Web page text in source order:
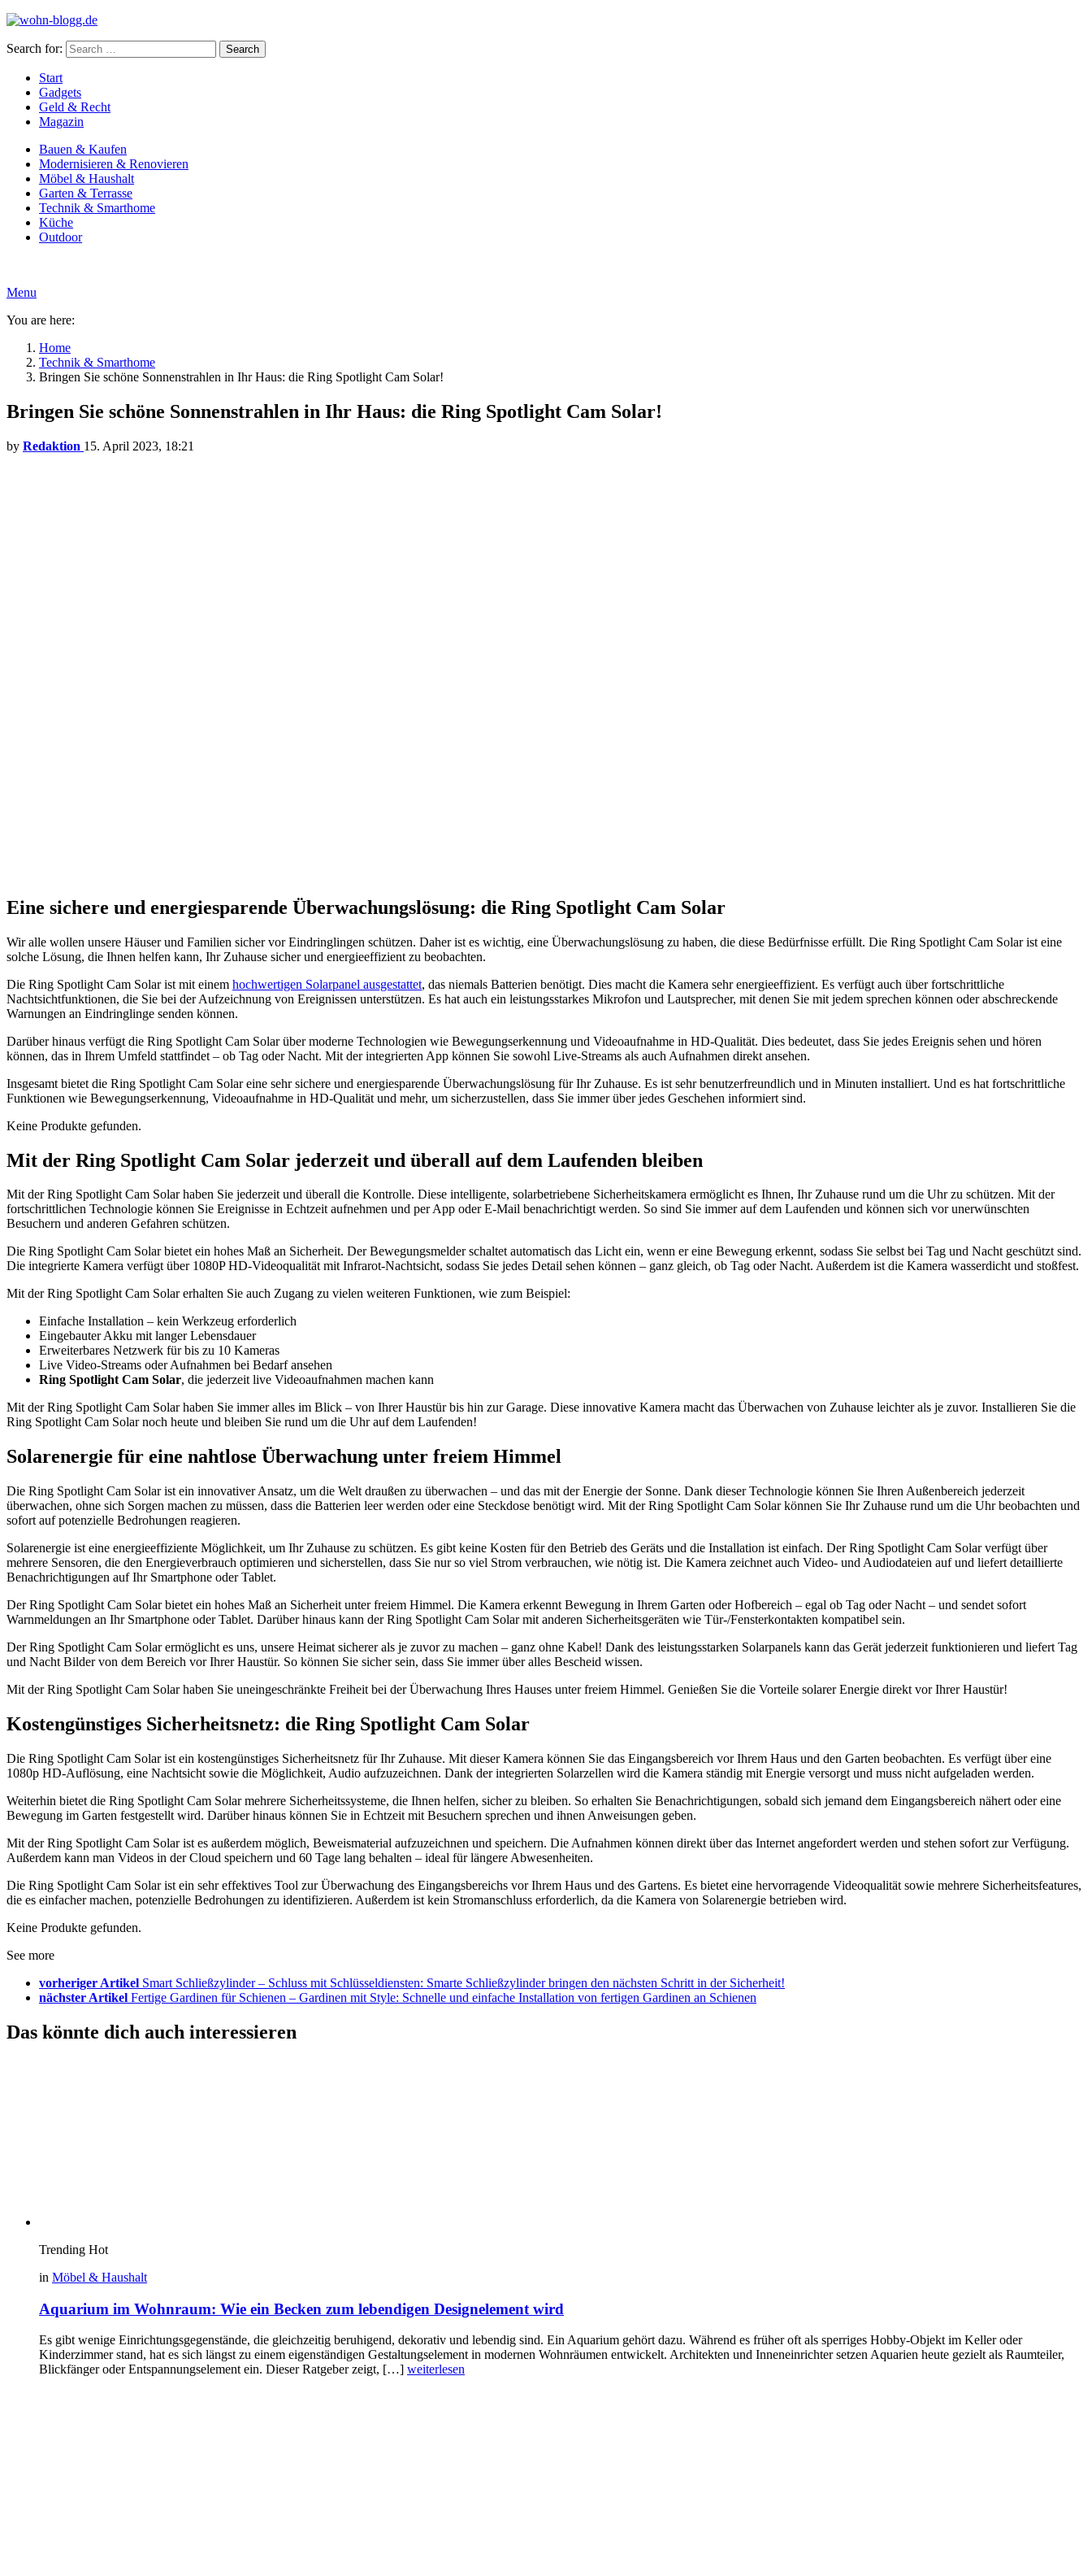
Search for: Search
Start
Gadgets
Geld & Recht
Magazin
Bauen & Kaufen
Modernisieren & Renovieren
Möbel & Haushalt
Garten & Terrasse
Technik & Smarthome
Küche
Outdoor
Menu
You are here:
Home
Technik & Smarthome
Bringen Sie schöne Sonnenstrahlen in Ihr Haus: die Ring Spotlight Cam Solar!
Bringen Sie schöne Sonnenstrahlen in Ihr Haus: die Ring Spotlight Cam Solar!
by Redaktion 15. April 2023, 18:21
Eine sichere und energiesparende Überwachungslösung: die Ring Spotlight Cam Solar
Wir alle wollen unsere Häuser und Familien sicher vor Eindringlingen schützen. Daher ist es wichtig, eine Überwachungslösung zu haben, die diese Bedürfnisse erfüllt. Die Ring Spotlight Cam Solar ist eine
solche Lösung, die Ihnen helfen kann, Ihr Zuhause sicher und energieeffizient zu beobachten.
Die Ring Spotlight Cam Solar ist mit einem hochwertigen Solarpanel ausgestattet, das niemals Batterien benötigt. Dies macht die Kamera sehr energieeffizient. Es verfügt auch über fortschrittliche
Nachtsichtfunktionen, die Sie bei der Aufzeichnung von Ereignissen unterstützen. Es hat auch ein leistungsstarkes Mikrofon und Lautsprecher, mit denen Sie mit jedem sprechen können oder abschreckende
Warnungen an Eindringlinge senden können.
Darüber hinaus verfügt die Ring Spotlight Cam Solar über moderne Technologien wie Bewegungserkennung und Videoaufnahme in HD-Qualität. Dies bedeutet, dass Sie jedes Ereignis sehen und hören
können, das in Ihrem Umfeld stattfindet – ob Tag oder Nacht. Mit der integrierten App können Sie sowohl Live-Streams als auch Aufnahmen direkt ansehen.
Insgesamt bietet die Ring Spotlight Cam Solar eine sehr sichere und energiesparende Überwachungslösung für Ihr Zuhause. Es ist sehr benutzerfreundlich und in Minuten installiert. Und es hat fortschrittliche
Funktionen wie Bewegungserkennung, Videoaufnahme in HD-Qualität und mehr, um sicherzustellen, dass Sie immer über jedes Geschehen informiert sind.
Keine Produkte gefunden.
Mit der Ring Spotlight Cam Solar jederzeit und überall auf dem Laufenden bleiben
Mit der Ring Spotlight Cam Solar haben Sie jederzeit und überall die Kontrolle. Diese intelligente, solarbetriebene Sicherheitskamera ermöglicht es Ihnen, Ihr Zuhause rund um die Uhr zu schützen. Mit der
fortschrittlichen Technologie können Sie Ereignisse in Echtzeit aufnehmen und per App oder E-Mail benachrichtigt werden. So sind Sie immer auf dem Laufenden und können sich vor unerwünschten
Besuchern und anderen Gefahren schützen.
Die Ring Spotlight Cam Solar bietet ein hohes Maß an Sicherheit. Der Bewegungsmelder schaltet automatisch das Licht ein, wenn er eine Bewegung erkennt, sodass Sie selbst bei Tag und Nacht geschützt sind.
Die integrierte Kamera verfügt über 1080P HD-Videoqualität mit Infrarot-Nachtsicht, sodass Sie jedes Detail sehen können – ganz gleich, ob Tag oder Nacht. Außerdem ist die Kamera wasserdicht und stoßfest.
Mit der Ring Spotlight Cam Solar erhalten Sie auch Zugang zu vielen weiteren Funktionen, wie zum Beispiel:
Einfache Installation – kein Werkzeug erforderlich
Eingebauter Akku mit langer Lebensdauer
Erweiterbares Netzwerk für bis zu 10 Kameras
Live Video-Streams oder Aufnahmen bei Bedarf ansehen
Ring Spotlight Cam Solar, die jederzeit live Videoaufnahmen machen kann
Mit der Ring Spotlight Cam Solar haben Sie immer alles im Blick – von Ihrer Haustür bis hin zur Garage. Diese innovative Kamera macht das Überwachen von Zuhause leichter als je zuvor. Installieren Sie die
Ring Spotlight Cam Solar noch heute und bleiben Sie rund um die Uhr auf dem Laufenden!
Solarenergie für eine nahtlose Überwachung unter freiem Himmel
Die Ring Spotlight Cam Solar ist ein innovativer Ansatz, um die Welt draußen zu überwachen – und das mit der Energie der Sonne. Dank dieser Technologie können Sie Ihren Außenbereich jederzeit
überwachen, ohne sich Sorgen machen zu müssen, dass die Batterien leer werden oder eine Steckdose benötigt wird. Mit der Ring Spotlight Cam Solar können Sie Ihr Zuhause rund um die Uhr beobachten und
sofort auf potenzielle Bedrohungen reagieren.
Solarenergie ist eine energieeffiziente Möglichkeit, um Ihr Zuhause zu schützen. Es gibt keine Kosten für den Betrieb des Geräts und die Installation ist einfach. Der Ring Spotlight Cam Solar verfügt über
mehrere Sensoren, die den Energieverbrauch optimieren und sicherstellen, dass Sie nur so viel Strom verbrauchen, wie nötig ist. Die Kamera zeichnet auch Video- und Audiodateien auf und liefert detaillierte
Benachrichtigungen auf Ihr Smartphone oder Tablet.
Der Ring Spotlight Cam Solar bietet ein hohes Maß an Sicherheit unter freiem Himmel. Die Kamera erkennt Bewegung in Ihrem Garten oder Hofbereich – egal ob Tag oder Nacht – und sendet sofort
Warnmeldungen an Ihr Smartphone oder Tablet. Darüber hinaus kann der Ring Spotlight Cam Solar mit anderen Sicherheitsgeräten wie Tür-/Fensterkontakten kompatibel sein.
Der Ring Spotlight Cam Solar ermöglicht es uns, unsere Heimat sicherer als je zuvor zu machen – ganz ohne Kabel! Dank des leistungsstarken Solarpanels kann das Gerät jederzeit funktionieren und liefert Tag
und Nacht Bilder von dem Bereich vor Ihrer Haustür. So können Sie sicher sein, dass Sie immer über alles Bescheid wissen.
Mit der Ring Spotlight Cam Solar haben Sie uneingeschränkte Freiheit bei der Überwachung Ihres Hauses unter freiem Himmel. Genießen Sie die Vorteile solarer Energie direkt vor Ihrer Haustür!
Kostengünstiges Sicherheitsnetz: die Ring Spotlight Cam Solar
Die Ring Spotlight Cam Solar ist ein kostengünstiges Sicherheitsnetz für Ihr Zuhause. Mit dieser Kamera können Sie das Eingangsbereich vor Ihrem Haus und den Garten beobachten. Es verfügt über eine
1080p HD-Auflösung, eine Nachtsicht sowie die Möglichkeit, Audio aufzuzeichnen. Dank der integrierten Solarzellen wird die Kamera ständig mit Energie versorgt und muss nicht aufgeladen werden.
Weiterhin bietet die Ring Spotlight Cam Solar mehrere Sicherheitssysteme, die Ihnen helfen, sicher zu bleiben. So erhalten Sie Benachrichtigungen, sobald sich jemand dem Eingangsbereich nähert oder eine
Bewegung im Garten festgestellt wird. Darüber hinaus können Sie in Echtzeit mit Besuchern sprechen und ihnen Anweisungen geben.
Mit der Ring Spotlight Cam Solar ist es außerdem möglich, Beweismaterial aufzuzeichnen und speichern. Die Aufnahmen können direkt über das Internet angefordert werden und stehen sofort zur Verfügung.
Außerdem kann man Videos in der Cloud speichern und 60 Tage lang behalten – ideal für längere Abwesenheiten.
Die Ring Spotlight Cam Solar ist ein sehr effektives Tool zur Überwachung des Eingangsbereichs vor Ihrem Haus und des Gartens. Es bietet eine hervorragende Videoqualität sowie mehrere Sicherheitsfeatures,
die es einfacher machen, potenzielle Bedrohungen zu identifizieren. Außerdem ist kein Stromanschluss erforderlich, da die Kamera von Solarenergie betrieben wird.
Keine Produkte gefunden.
See more
vorheriger Artikel Smart Schließzylinder – Schluss mit Schlüsseldiensten: Smarte Schließzylinder bringen den nächsten Schritt in der Sicherheit!
nächster Artikel Fertige Gardinen für Schienen – Gardinen mit Style: Schnelle und einfache Installation von fertigen Gardinen an Schienen
Das könnte dich auch interessieren
Trending Hot
in Möbel & Haushalt
Aquarium im Wohnraum: Wie ein Becken zum lebendigen Designelement wird
Es gibt wenige Einrichtungsgegenstände, die gleichzeitig beruhigend, dekorativ und lebendig sind. Ein Aquarium gehört dazu. Während es früher oft als sperriges Hobby-Objekt im Keller oder
Kinderzimmer stand, hat es sich längst zu einem eigenständigen Gestaltungselement in modernen Wohnräumen entwickelt. Architekten und Inneneinrichter setzen Aquarien heute gezielt als Raumteiler,
Blickfänger oder Entspannungselement ein. Dieser Ratgeber zeigt, […] weiterlesen